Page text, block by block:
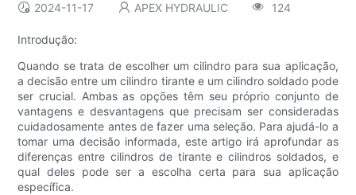
2024-11-17 APEX HYDRAULIC 124
Introdução:
Quando se trata de escolher um cilindro para sua aplicação,
a decisão entre um cilindro tirante e um cilindro soldado pode
ser crucial. Ambas as opções têm seu próprio conjunto de
vantagens e desvantagens que precisam ser consideradas
cuidadosamente antes de fazer uma seleção. Para ajudá-lo a
tomar uma decisão informada, este artigo irá aprofundar as
diferenças entre cilindros de tirante e cilindros soldados, e
qual deles pode ser a escolha certa para sua aplicação
específica.